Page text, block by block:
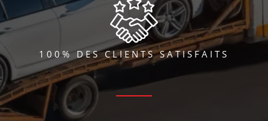
100% DES CLIENTS SATISFAITS